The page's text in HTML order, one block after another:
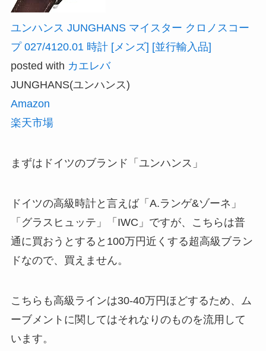
ユンハンス JUNGHANS マイスター クロノスコー
プ 027/4120.01 時計 [メンズ] [並行輸入品]
posted with カエレバ
JUNGHANS(ユンハンス)
Amazon
楽天市場
まずはドイツのブランド「ユンハンス」
ドイツの高級時計と言えば「A.ランゲ&ゾーネ」
「グラスヒュッテ」「IWC」ですが、こちらは普
通に買おうとすると100万円近くする超高級ブラン
ドなので、買えません。
こちらも高級ラインは30-40万円ほどするため、ム
ーブメントに関してはそれなりのものを流用して
います。